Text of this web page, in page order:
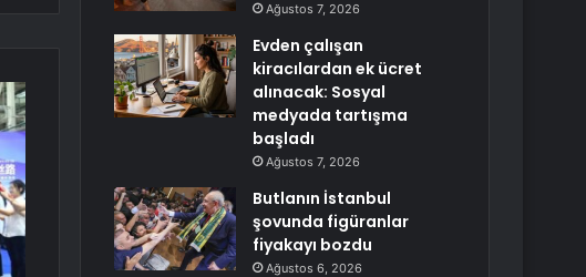
Ağustos 7, 2026
Evden çalışan
kiracılardan ek ücret
alınacak: Sosyal
medyada tartışma
başladı
Ağustos 7, 2026
Butlanın İstanbul
şovunda figüranlar
fiyakayı bozdu
Ağustos 6, 2026